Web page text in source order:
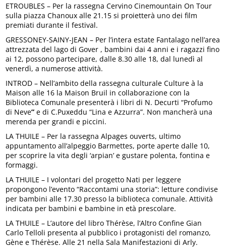
ETROUBLES – Per la rassegna Cervino Cinemountain On Tour
sulla piazza Chanoux alle 21.15 si proietterà uno dei film
premiati durante il festival.
GRESSONEY-SAINY-JEAN – Per l’intera estate Fantalago nell’area
attrezzata del lago di Gover , bambini dai 4 anni e i ragazzi fino
ai 12, possono partecipare, dalle 8.30 alle 18, dal lunedì al
venerdì, a numerose attività.
INTROD – Nell’ambito della rassegna culturale Culture à la
Maison alle 16 la Maison Bruil in collaborazione con la
Biblioteca Comunale presenterà i libri di N. Decurti “Profumo
di Neve” e di C.Puxeddu “Lina e Azzurra”. Non mancherà una
merenda per grandi e piccini.
LA THUILE – Per la rassegna Alpages ouverts, ultimo
appuntamento all’alpeggio Barmettes, porte aperte dalle 10,
per scoprire la vita degli ‘arpian’ e gustare polenta, fontina e
formaggi.
LA THUILE – I volontari del progetto Nati per leggere
propongono l’evento “Raccontami una storia”: letture condivise
per bambini alle 17.30 presso la biblioteca comunale. Attività
indicata per bambini e bambine in età prescolare.
LA THUILE – L’autore del libro Thérèse, l’Altro Confine Gian
Carlo Telloli presenta al pubblico i protagonisti del romanzo,
Gène e Thérèse. Alle 21 nella Sala Manifestazioni di Arly.